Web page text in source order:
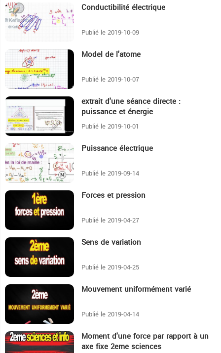
26:32 Conductibilité électrique
Publié le 2019-10-09
Model de l'atome
Publié le 2019-10-07
4:46 extrait d'une séance directe :
puissance et énergie
Publié le 2019-10-01
30:40 Puissance électrique
Publié le 2019-09-14
Forces et pression
Publié le 2019-04-27
Sens de variation
Publié le 2019-04-25
Mouvement uniformément varié
Publié le 2019-04-14
45:9 Moment d'une force par rapport à un
axe fixe 2eme sciences